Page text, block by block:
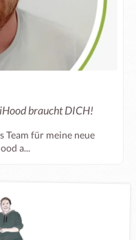
braucht DICH!
Team für meine neue
a...